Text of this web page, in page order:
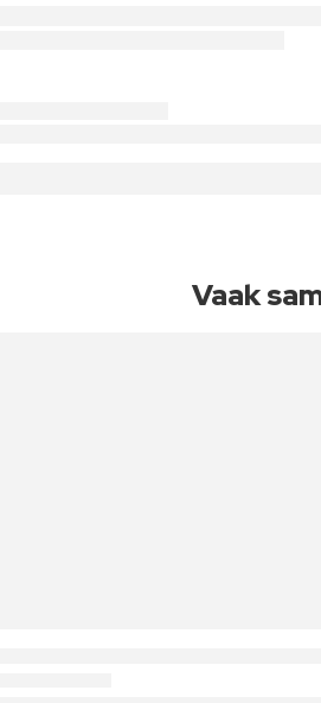
Vaak